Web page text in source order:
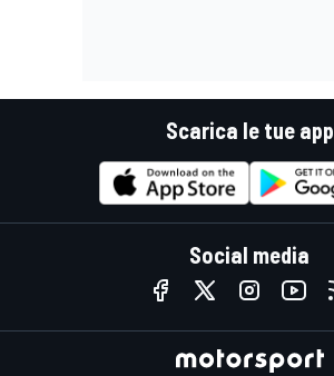
Scarica le tue app
Social media